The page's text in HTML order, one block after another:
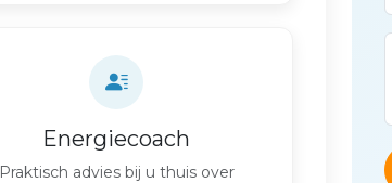
Energiecoach
Praktisch advies bij u thuis over